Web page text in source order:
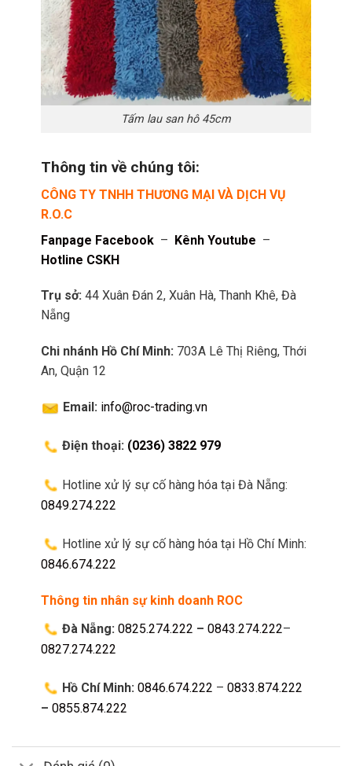
Tấm lau san hô 45cm
Thông tin về chúng tôi:
CÔNG TY TNHH THƯƠNG MẠI VÀ DỊCH VỤ
R.O.C
Fanpage Facebook– Kênh Youtube –
Hotline CSKH
Trụ sở: 44 Xuân Đán 2, Xuân Hà, Thanh Khê, Đà
Nẵng
Chi nhánh Hồ Chí Minh: 703A Lê Thị Riêng, Thới
An, Quận 12
Email: info@roc-trading.vn
Điện thoại: (0236) 3822 979
Hotline xử lý sự cố hàng hóa tại Đà Nẵng:
0849.274.222
Hotline xử lý sự cố hàng hóa tại Hồ Chí Minh:
0846.674.222
Thông tin nhân sự kinh doanh ROC
Đà Nẵng: 0825.274.222 – 0843.274.222–
0827.274.222
Hồ Chí Minh: 0846.674.222 – 0833.874.222
– 0855.874.222